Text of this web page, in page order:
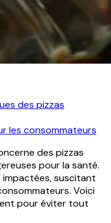
des pizzas
les consommateurs
des pizzas
pour la santé.
impactées, suscitant
Voici
pour éviter tout